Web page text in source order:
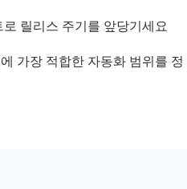
릴리스 주기를 앞당기세요
가장 적합한 자동화 범위를 정